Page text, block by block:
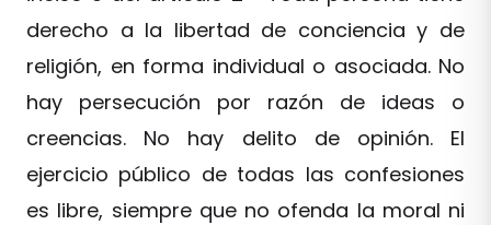
derecho a la libertad de conciencia y de
religión, en forma individual o asociada. No
hay persecución por razón de ideas o
creencias. No hay delito de opinión. El
ejercicio público de todas las confesiones
es libre, siempre que no ofenda la moral ni